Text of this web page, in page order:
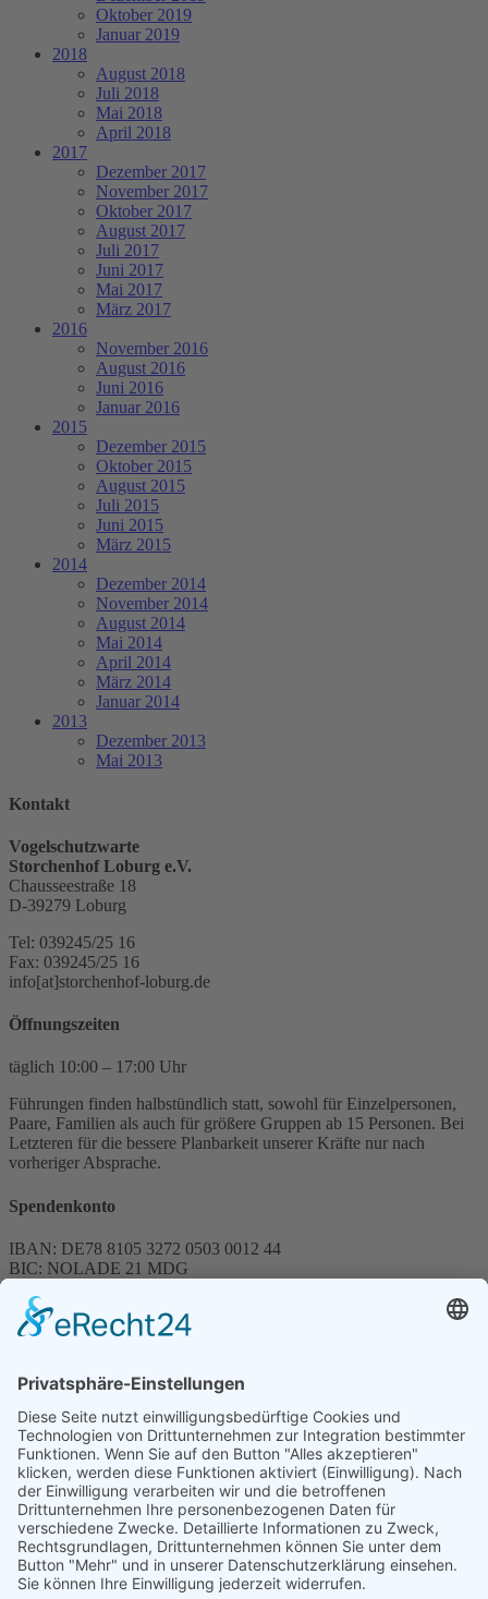
Oktober 2019
Januar 2019
2018
August 2018
Juli 2018
Mai 2018
April 2018
2017
Dezember 2017
November 2017
Oktober 2017
August 2017
Juli 2017
Juni 2017
Mai 2017
März 2017
2016
November 2016
August 2016
Juni 2016
Januar 2016
2015
Dezember 2015
Oktober 2015
August 2015
Juli 2015
Juni 2015
März 2015
2014
Dezember 2014
November 2014
August 2014
Mai 2014
April 2014
März 2014
Januar 2014
2013
Dezember 2013
Mai 2013
Kontakt
Vogelschutzwarte
Storchenhof Loburg e.V.
Chausseestraße 18
D-39279 Loburg
Tel: 039245/25 16
Fax: 039245/25 16
info[at]storchenhof-loburg.de
Öffnungszeiten
täglich 10:00 – 17:00 Uhr
Führungen finden halbstündlich statt, sowohl für Einzelpersonen,
Paare, Familien als auch für größere Gruppen ab 15 Personen. Bei
Letzteren für die bessere Planbarkeit unserer Kräfte nur nach
vorheriger Absprache.
Spendenkonto
IBAN: DE78 8105 3272 0503 0012 44
BIC: NOLADE 21 MDG
Spenden können steuerlich abgesetzt werden
Förderung
© 1987 – 2025
Storchenhof Loburg e.V.
Alle Rechte vorbehalten.
Cookie-Einstellungen
Navigation überspringen